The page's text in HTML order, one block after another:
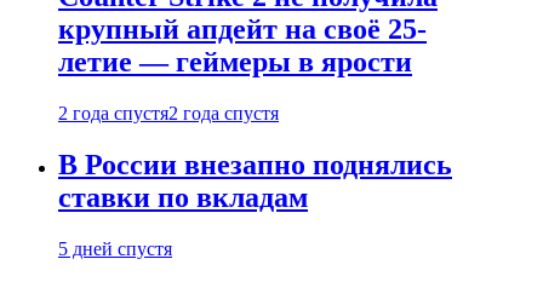
крупный апдейт на своё 25-
летие — геймеры в ярости
2 года спустя2 года спустя
В России внезапно поднялись
ставки по вкладам
5 дней спустя